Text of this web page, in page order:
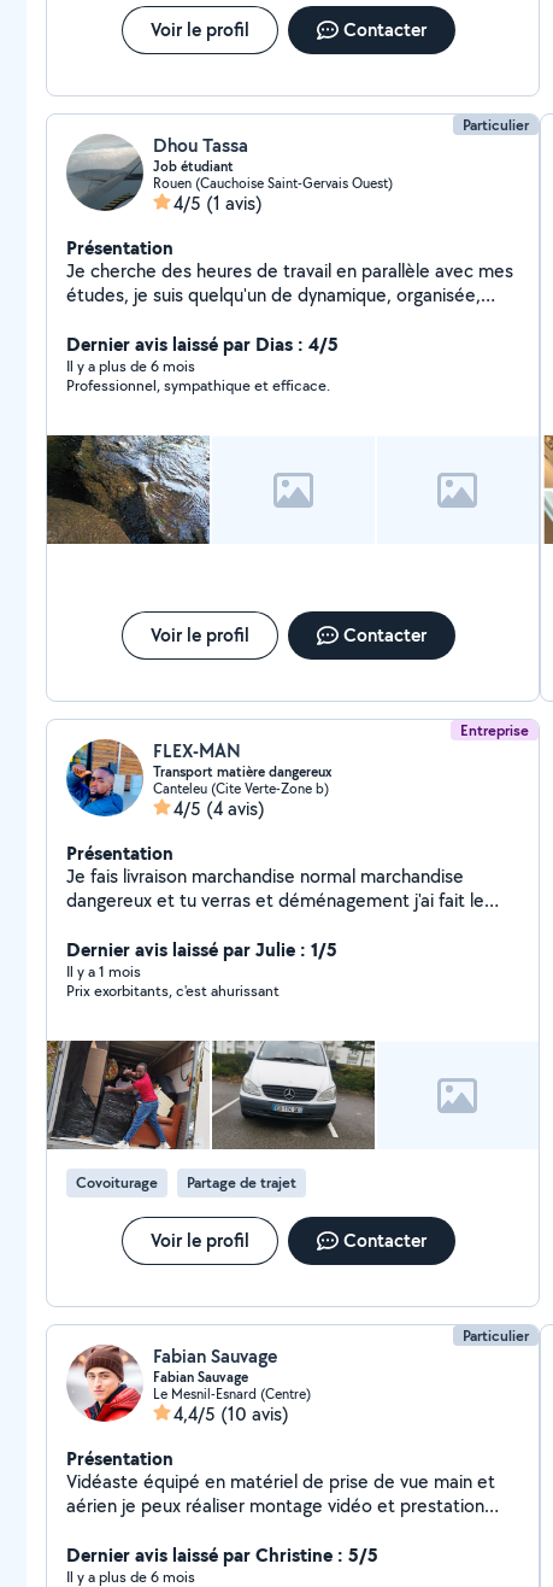
Voir le profil Contacter
Particulier
Dhou Tassa
Job étudiant
Rouen (Cauchoise Saint-Gervais Ouest)
4/5 (1 avis)
Présentation
Je cherche des heures de travail en parallèle avec mes
études, je suis quelqu'un de dynamique, organisée,
Dernier avis laissé par Dias : 4/5
Il y a plus de 6 mois
Professionnel, sympathique et efficace.
Voir le profil Contacter
Entreprise
FLEX-MAN
Transport matière dangereux
Canteleu (Cite Verte-Zone b)
4/5 (4 avis)
Présentation
Je fais livraison marchandise normal marchandise
dangereux et tu verras et déménagement j'ai fait le
Dernier avis laissé par Julie : 1/5
Il y a 1 mois
Prix exorbitants, c'est ahurissant
Covoiturage Partage de trajet
Voir le profil Contacter
Particulier
Fabian Sauvage
Fabian Sauvage
Le Mesnil-Esnard (Centre)
4,4/5 (10 avis)
Présentation
Vidéaste équipé en matériel de prise de vue main et
aérien je peux réaliser montage vidéo et prestation
de chien je peux m'occuper avec un immense plaisirs
de garder chez vous vos petites boules de poils.
Dernier avis laissé par Christine : 5/5
Il y a plus de 6 mois